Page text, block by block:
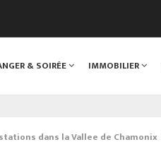
& SOIRÉE IMMOBILIER
dans la Vallee de Chamonix